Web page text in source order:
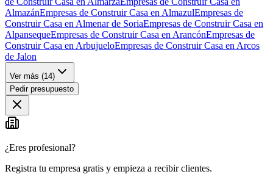
AlmazánEmpresas de Construir Casa en AlmazulEmpresas de
Construir Casa en Almenar de SoriaEmpresas de Construir Casa en
AlpansequeEmpresas de Construir Casa en ArancónEmpresas de
Construir Casa en ArbujueloEmpresas de Construir Casa en Arcos
de Jalon
Ver más (14)
Pedir presupuesto
¿Eres profesional?
Registra tu empresa gratis y empieza a recibir clientes.